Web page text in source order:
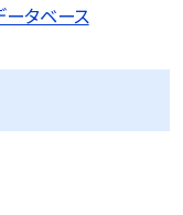
タベース